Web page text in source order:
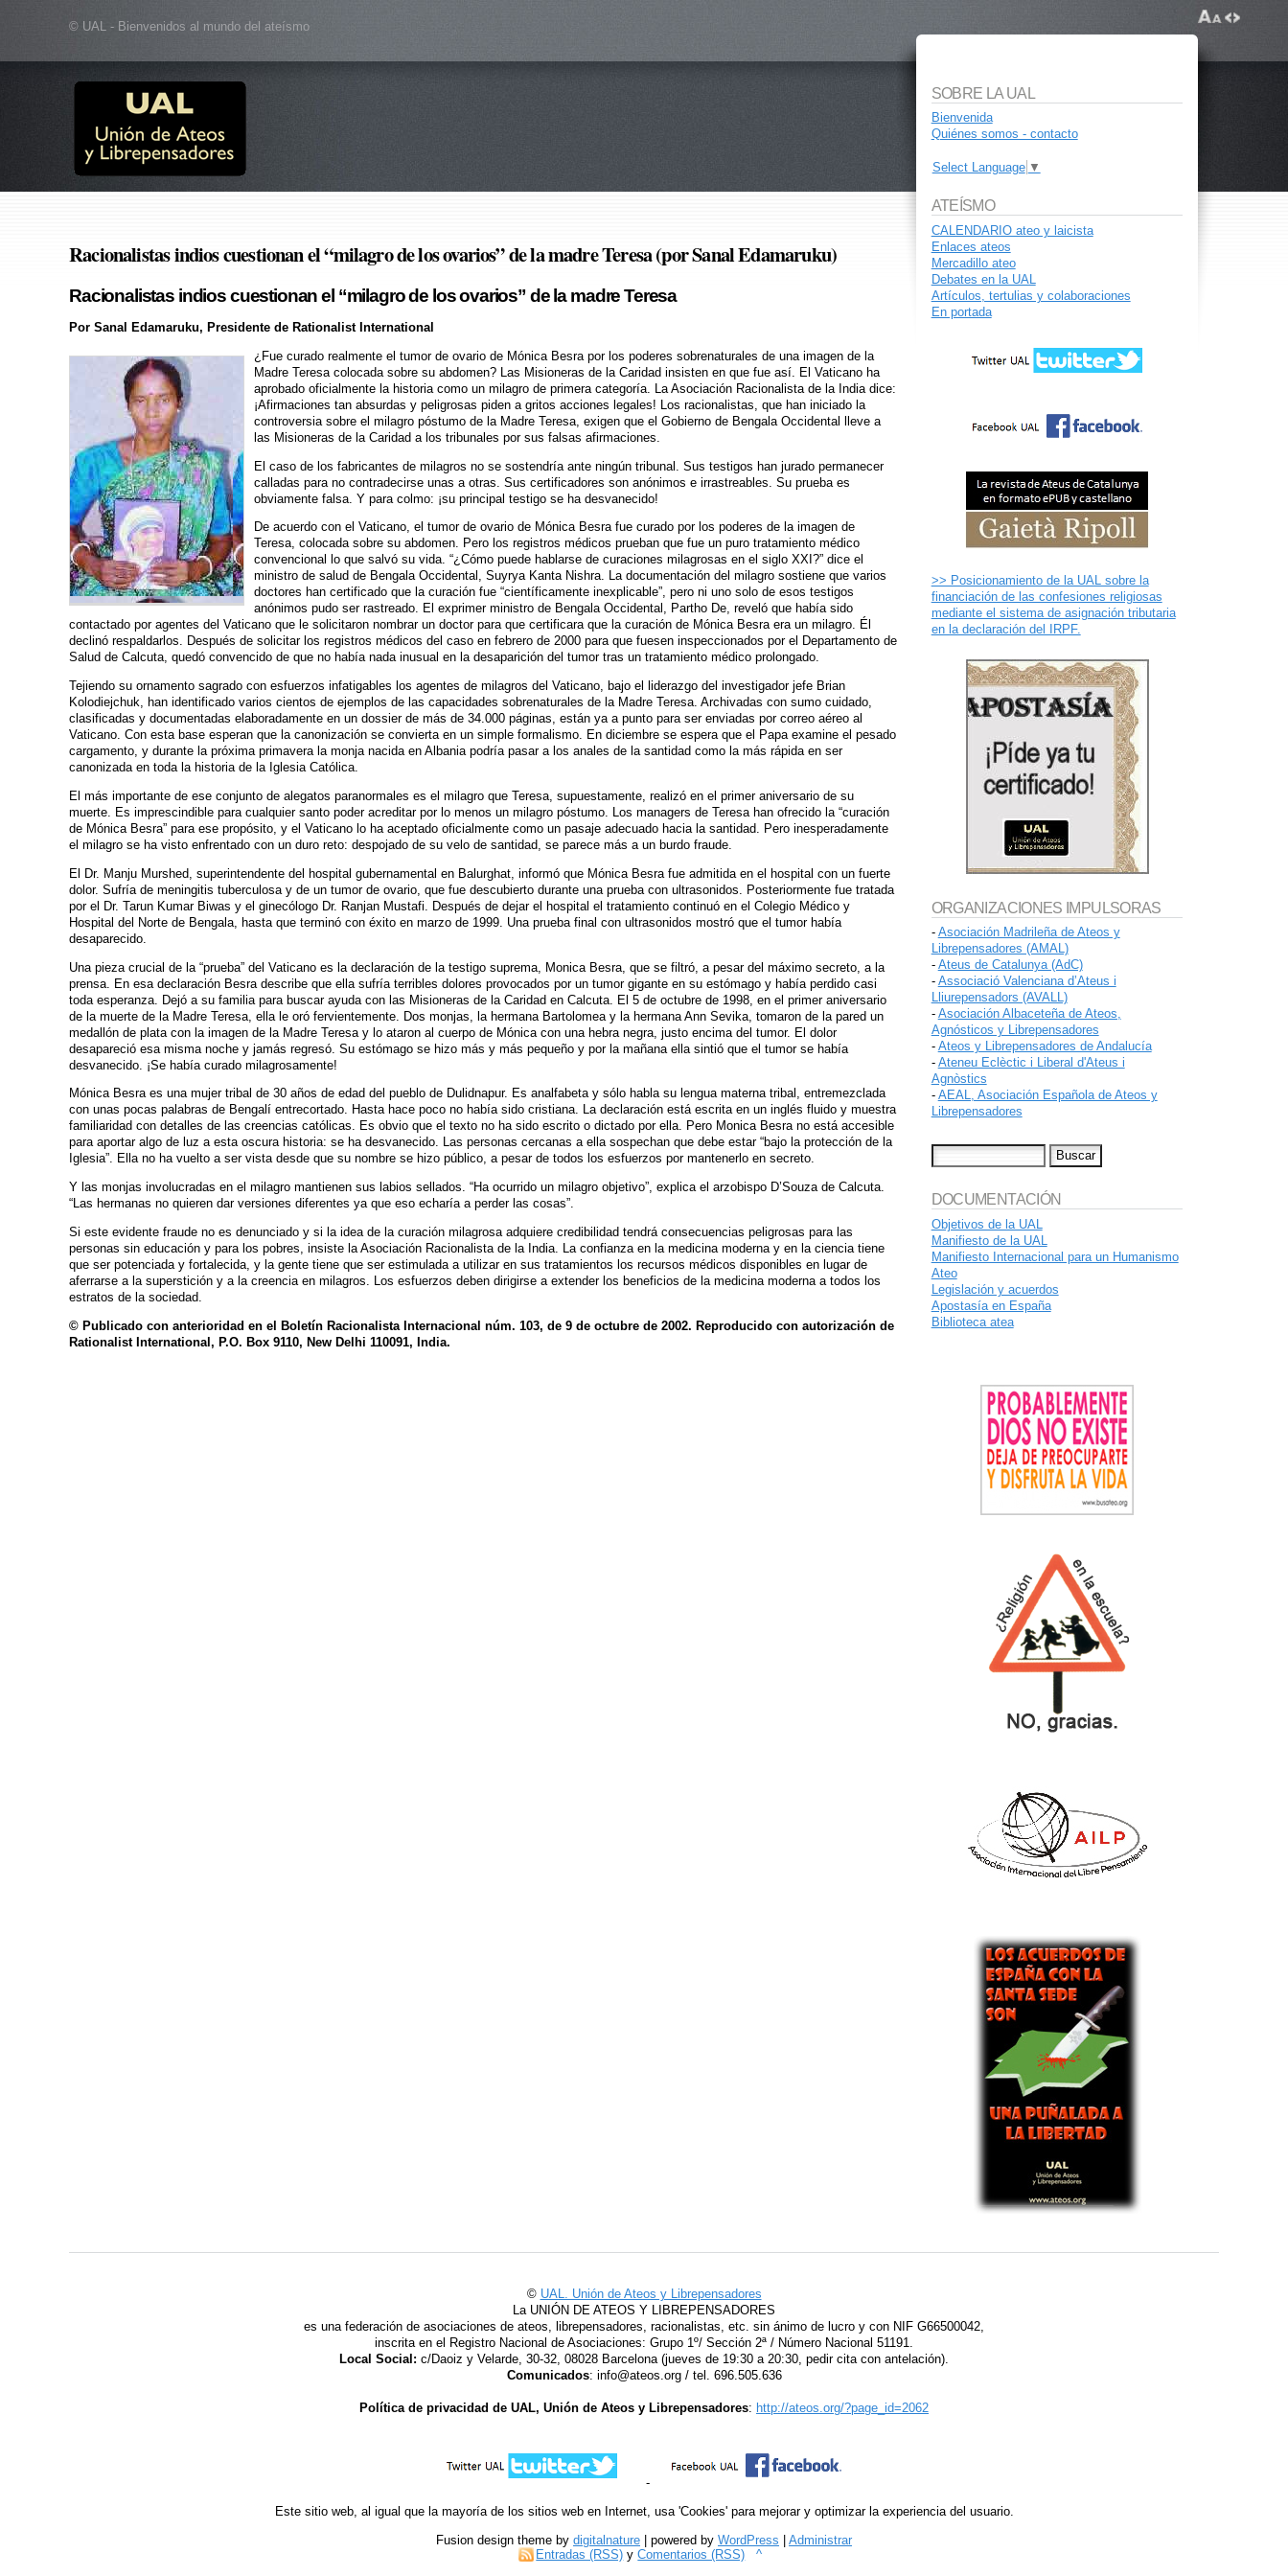
© UAL - Bienvenidos al mundo del ateísmo
Racionalistas indios cuestionan el “milagro de los ovarios” de la madre Teresa (por Sanal Edamaruku)
Racionalistas indios cuestionan el “milagro de los ovarios” de la madre Teresa
Por Sanal Edamaruku, Presidente de Rationalist International
¿Fue curado realmente el tumor de ovario de Mónica Besra por los poderes sobrenaturales de una imagen de la
Madre Teresa colocada sobre su abdomen? Las Misioneras de la Caridad insisten en que fue así. El Vaticano ha
aprobado oficialmente la historia como un milagro de primera categoría. La Asociación Racionalista de la India dice:
¡Afirmaciones tan absurdas y peligrosas piden a gritos acciones legales! Los racionalistas, que han iniciado la
controversia sobre el milagro póstumo de la Madre Teresa, exigen que el Gobierno de Bengala Occidental lleve a
las Misioneras de la Caridad a los tribunales por sus falsas afirmaciones.
El caso de los fabricantes de milagros no se sostendría ante ningún tribunal. Sus testigos han jurado permanecer
calladas para no contradecirse unas a otras. Sus certificadores son anónimos e irrastreables. Su prueba es
obviamente falsa. Y para colmo: ¡su principal testigo se ha desvanecido!
De acuerdo con el Vaticano, el tumor de ovario de Mónica Besra fue curado por los poderes de la imagen de
Teresa, colocada sobre su abdomen. Pero los registros médicos prueban que fue un puro tratamiento médico
convencional lo que salvó su vida. “¿Cómo puede hablarse de curaciones milagrosas en el siglo XXI?” dice el
ministro de salud de Bengala Occidental, Suyrya Kanta Nishra. La documentación del milagro sostiene que varios
doctores han certificado que la curación fue “científicamente inexplicable”, pero ni uno solo de esos testigos
anónimos pudo ser rastreado. El exprimer ministro de Bengala Occidental, Partho De, reveló que había sido
contactado por agentes del Vaticano que le solicitaron nombrar un doctor para que certificara que la curación de Mónica Besra era un milagro. Él
declinó respaldarlos. Después de solicitar los registros médicos del caso en febrero de 2000 para que fuesen inspeccionados por el Departamento de
Salud de Calcuta, quedó convencido de que no había nada inusual en la desaparición del tumor tras un tratamiento médico prolongado.
Tejiendo su ornamento sagrado con esfuerzos infatigables los agentes de milagros del Vaticano, bajo el liderazgo del investigador jefe Brian
Kolodiejchuk, han identificado varios cientos de ejemplos de las capacidades sobrenaturales de la Madre Teresa. Archivadas con sumo cuidado,
clasificadas y documentadas elaboradamente en un dossier de más de 34.000 páginas, están ya a punto para ser enviadas por correo aéreo al
Vaticano. Con esta base esperan que la canonización se convierta en un simple formalismo. En diciembre se espera que el Papa examine el pesado
cargamento, y durante la próxima primavera la monja nacida en Albania podría pasar a los anales de la santidad como la más rápida en ser
canonizada en toda la historia de la Iglesia Católica.
El más importante de ese conjunto de alegatos paranormales es el milagro que Teresa, supuestamente, realizó en el primer aniversario de su
muerte. Es imprescindible para cualquier santo poder acreditar por lo menos un milagro póstumo. Los managers de Teresa han ofrecido la “curación
de Mónica Besra” para ese propósito, y el Vaticano lo ha aceptado oficialmente como un pasaje adecuado hacia la santidad. Pero inesperadamente
el milagro se ha visto enfrentado con un duro reto: despojado de su velo de santidad, se parece más a un burdo fraude.
El Dr. Manju Murshed, superintendente del hospital gubernamental en Balurghat, informó que Mónica Besra fue admitida en el hospital con un fuerte
dolor. Sufría de meningitis tuberculosa y de un tumor de ovario, que fue descubierto durante una prueba con ultrasonidos. Posteriormente fue tratada
por el Dr. Tarun Kumar Biwas y el ginecólogo Dr. Ranjan Mustafi. Después de dejar el hospital el tratamiento continuó en el Colegio Médico y
Hospital del Norte de Bengala, hasta que terminó con éxito en marzo de 1999. Una prueba final con ultrasonidos mostró que el tumor había
desaparecido.
Una pieza crucial de la “prueba” del Vaticano es la declaración de la testigo suprema, Monica Besra, que se filtró, a pesar del máximo secreto, a la
prensa. En esa declaración Besra describe que ella sufría terribles dolores provocados por un tumor gigante en su estómago y había perdido casi
toda esperanza. Dejó a su familia para buscar ayuda con las Misioneras de la Caridad en Calcuta. El 5 de octubre de 1998, en el primer aniversario
de la muerte de la Madre Teresa, ella le oró fervientemente. Dos monjas, la hermana Bartolomea y la hermana Ann Sevika, tomaron de la pared un
medallón de plata con la imagen de la Madre Teresa y lo ataron al cuerpo de Mónica con una hebra negra, justo encima del tumor. El dolor
desapareció esa misma noche y jamás regresó. Su estómago se hizo más y más pequeño y por la mañana ella sintió que el tumor se había
desvanecido. ¡Se había curado milagrosamente!
Mónica Besra es una mujer tribal de 30 años de edad del pueblo de Dulidnapur. Es analfabeta y sólo habla su lengua materna tribal, entremezclada
con unas pocas palabras de Bengalí entrecortado. Hasta hace poco no había sido cristiana. La declaración está escrita en un inglés fluido y muestra
familiaridad con detalles de las creencias católicas. Es obvio que el texto no ha sido escrito o dictado por ella. Pero Monica Besra no está accesible
para aportar algo de luz a esta oscura historia: se ha desvanecido. Las personas cercanas a ella sospechan que debe estar “bajo la protección de la
Iglesia”. Ella no ha vuelto a ser vista desde que su nombre se hizo público, a pesar de todos los esfuerzos por mantenerlo en secreto.
Y las monjas involucradas en el milagro mantienen sus labios sellados. “Ha ocurrido un milagro objetivo”, explica el arzobispo D’Souza de Calcuta.
“Las hermanas no quieren dar versiones diferentes ya que eso echaría a perder las cosas”.
Si este evidente fraude no es denunciado y si la idea de la curación milagrosa adquiere credibilidad tendrá consecuencias peligrosas para las
personas sin educación y para los pobres, insiste la Asociación Racionalista de la India. La confianza en la medicina moderna y en la ciencia tiene
que ser potenciada y fortalecida, y la gente tiene que ser estimulada a utilizar en sus tratamientos los recursos médicos disponibles en lugar de
aferrarse a la superstición y a la creencia en milagros. Los esfuerzos deben dirigirse a extender los beneficios de la medicina moderna a todos los
estratos de la sociedad.
© Publicado con anterioridad en el Boletín Racionalista Internacional núm. 103, de 9 de octubre de 2002. Reproducido con autorización de
Rationalist International, P.O. Box 9110, New Delhi 110091, India.
SOBRE LA UAL
Bienvenida
Quiénes somos - contacto
Select Language ▼
ATEÍSMO
CALENDARIO ateo y laicista
Enlaces ateos
Mercadillo ateo
Debates en la UAL
Artículos, tertulias y colaboraciones
En portada
>> Posicionamiento de la UAL sobre la
financiación de las confesiones religiosas
mediante el sistema de asignación tributaria
en la declaración del IRPF.
ORGANIZACIONES IMPULSORAS
- Asociación Madrileña de Ateos y
Librepensadores (AMAL)
- Ateus de Catalunya (AdC)
- Associació Valenciana d’Ateus i
Lliurepensadors (AVALL)
- Asociación Albaceteña de Ateos,
Agnósticos y Librepensadores
- Ateos y Librepensadores de Andalucía
- Ateneu Eclèctic i Liberal d'Ateus i
Agnòstics
- AEAL, Asociación Española de Ateos y
Librepensadores
DOCUMENTACIÓN
Objetivos de la UAL
Manifiesto de la UAL
Manifiesto Internacional para un Humanismo
Ateo
Legislación y acuerdos
Apostasía en España
Biblioteca atea
© UAL. Unión de Ateos y Librepensadores
La UNIÓN DE ATEOS Y LIBREPENSADORES
es una federación de asociaciones de ateos, librepensadores, racionalistas, etc. sin ánimo de lucro y con NIF G66500042,
inscrita en el Registro Nacional de Asociaciones: Grupo 1º/ Sección 2ª / Número Nacional 51191.
Local Social: c/Daoiz y Velarde, 30-32, 08028 Barcelona (jueves de 19:30 a 20:30, pedir cita con antelación).
Comunicados: info@ateos.org / tel. 696.505.636
Política de privacidad de UAL, Unión de Ateos y Librepensadores: http://ateos.org/?page_id=2062
-
Este sitio web, al igual que la mayoría de los sitios web en Internet, usa 'Cookies' para mejorar y optimizar la experiencia del usuario.
Fusion design theme by digitalnature | powered by WordPress
Administrar
Entradas (RSS) yComentarios (RSS) ^